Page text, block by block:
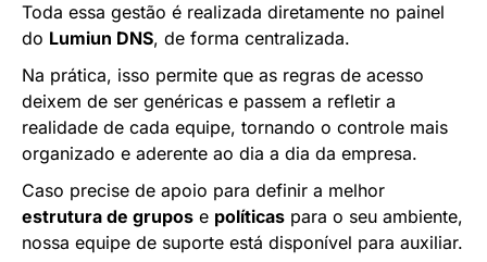
Toda essa gestão é realizada diretamente no painel
do Lumiun DNS, de forma centralizada.
Na prática, isso permite que as regras de acesso
deixem de ser genéricas e passem a refletir a
realidade de cada equipe, tornando o controle mais
organizado e aderente ao dia a dia da empresa.
Caso precise de apoio para definir a melhor
estrutura de grupos e políticas para o seu ambiente,
nossa equipe de suporte está disponível para auxiliar.